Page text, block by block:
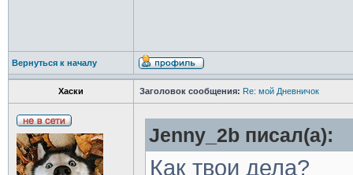
Вернуться к началу
Хаски Заголовок сообщения: Re: мой Дневничок
Jenny_2b писал(а):
Как твои дела?